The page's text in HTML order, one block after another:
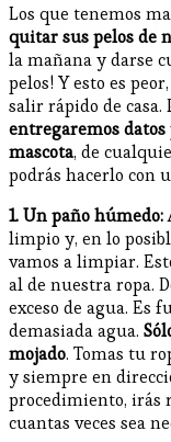
Los que tenemos
quitar sus pelos de
la mañana y darse
pelos! Y esto es
salir rápido de casa.
entregaremos
mascota, de
podrás hacerlo con
1. Un paño húmedo:
limpio y, en lo
vamos a limpiar.
al de nuestra ropa.
exceso de agua. Es
demasiada agua.
mojado. Tomas tu
y siempre en
procedimiento, irás
cuantas veces sea